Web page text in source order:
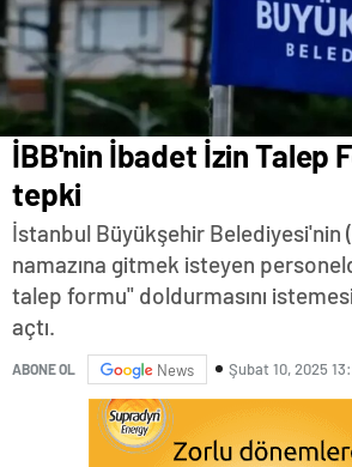
İBB'nin İbadet İzin Talep
tepki
İstanbul Büyükşehir Belediyesi'nin
namazına gitmek isteyen
talep formu" doldurmasını
açtı.
ABONE OL News Şubat 10, 2025